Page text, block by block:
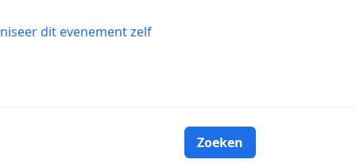
dit evenement zelf